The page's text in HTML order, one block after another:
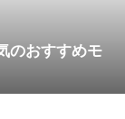
のおすすめモ